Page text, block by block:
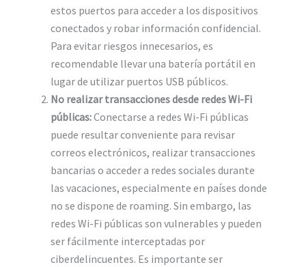
estos puertos para acceder a los dispositivos
conectados y robar información confidencial.
Para evitar riesgos innecesarios, es
recomendable llevar una batería portátil en
lugar de utilizar puertos USB públicos.
No realizar transacciones desde redes Wi-Fi
públicas:Conectarse a redes Wi-Fi públicas
puede resultar conveniente para revisar
correos electrónicos, realizar transacciones
bancarias o acceder a redes sociales durante
las vacaciones, especialmente en países donde
no se dispone de roaming. Sin embargo, las
redes Wi-Fi públicas son vulnerables y pueden
ser fácilmente interceptadas por
ciberdelincuentes. Es importante ser